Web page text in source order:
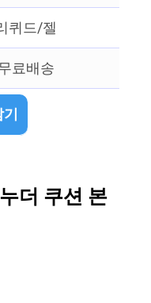
퀴드/젤
료배송
더 쿠션 본